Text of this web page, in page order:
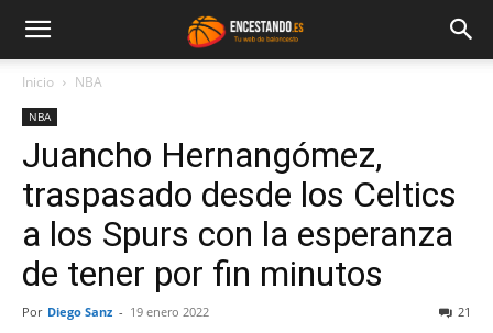
Inicio NBA
NBA
Juancho Hernangómez,
traspasado desde los Celtics
a los Spurs con la esperanza
de tener por fin minutos
Por Diego Sanz - 19 enero 2022 21